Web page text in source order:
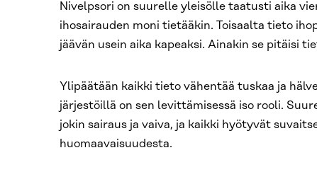
Nivelpsori on suurelle yleisölle taatusti aika
ihosairauden moni tietääkin. Toisaalta tieto
jäävän usein aika kapeaksi. Ainakin se pitäisi
Ylipäätään kaikki tieto vähentää tuskaa ja
järjestöillä on sen levittämisessä iso rooli.
jokin sairaus ja vaiva, ja kaikki hyötyvät
huomaavaisuudesta.